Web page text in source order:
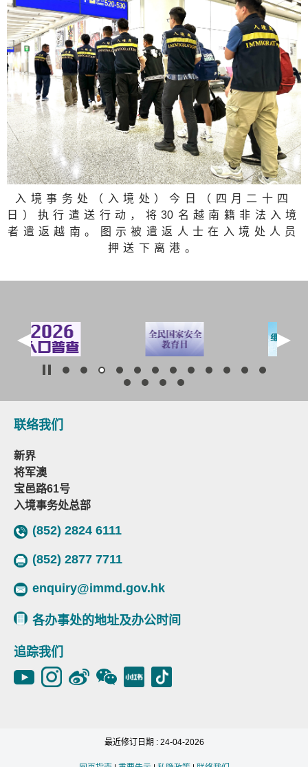
入境事务处（入境处）今日（四月二十四
日）执行遣送行动，将30名越南籍非法入境
者遣返越南。图示被遣返人士在入境处人员
押送下离港。
联络我们
新界
将军澳
宝邑路61号
入境事务处总部
(852) 2824 6111
(852) 2877 7711
enquiry@immd.gov.hk
各办事处的地址及办公时间
追踪我们
最近修订日期 : 24-04-2026